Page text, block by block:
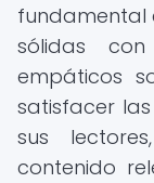
fundamental
sólidas
empáticos
satisfacer
sus
contenido